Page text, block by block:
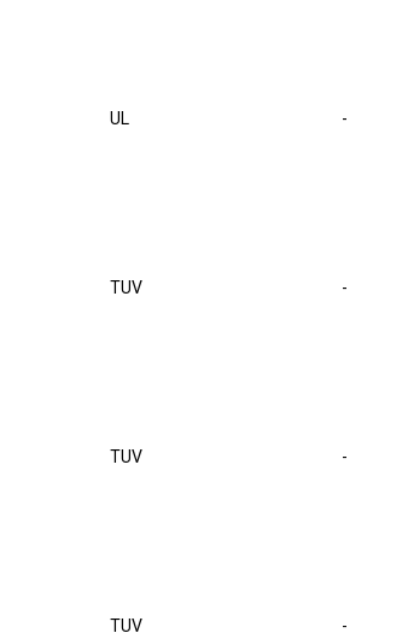
UL -
TUV -
TUV -
TUV -